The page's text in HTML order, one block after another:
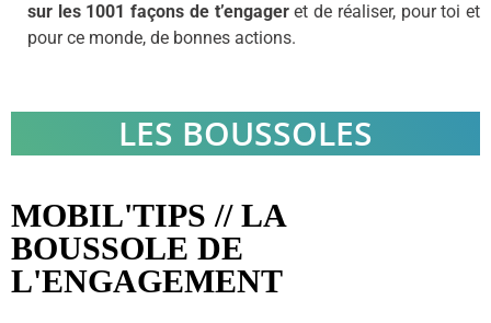
sur les 1001 façons de t’engageret de réaliser, pour toi et
pour ce monde, de bonnes actions.
LES BOUSSOLES
MOBIL'TIPS // LA
BOUSSOLE DE
L'ENGAGEMENT